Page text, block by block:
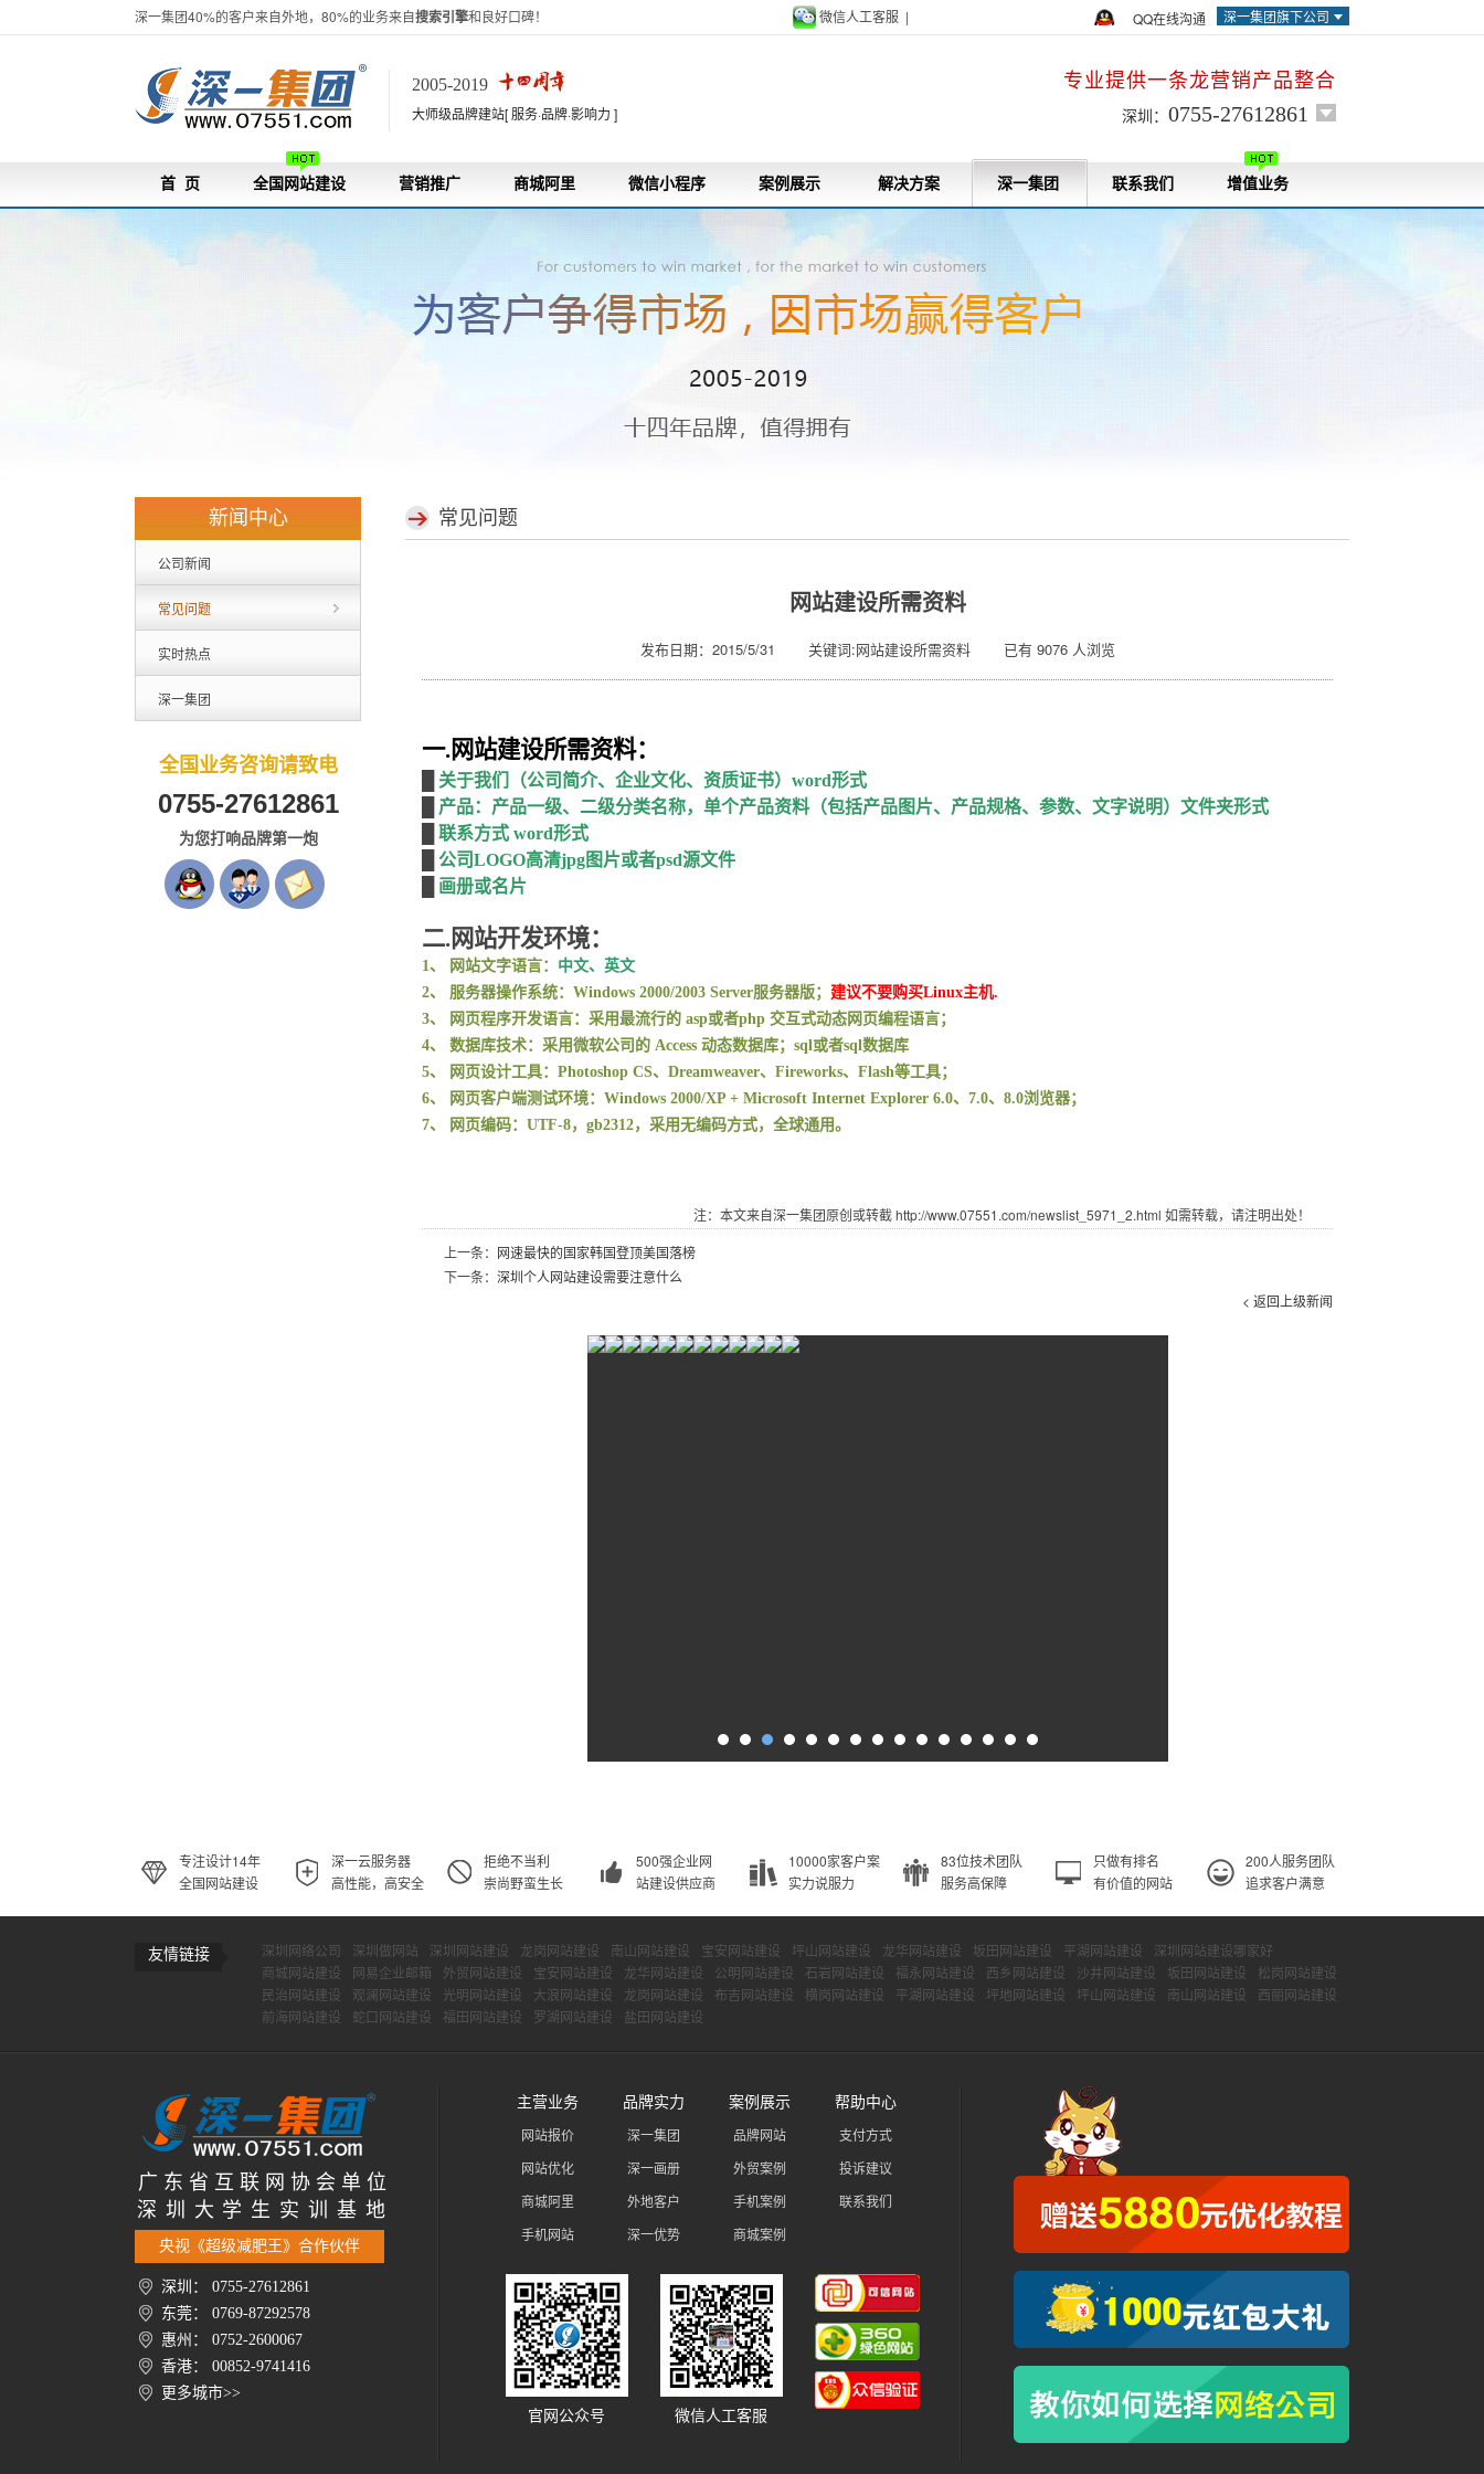
深一集团40%的客户来自外地，80%的业务来自搜索引擎和良好口碑！ 深一集团旗下公司
微信人工客服 | QQ在线沟通
2005-2019
大师级品牌建站[ 服务·品牌·影响力 ]
专业提供一条龙营销产品整合
深圳： 0755-27612861
首 页 全国网站建设 营销推广 商城阿里 微信小程序 案例展示 解决方案 深一集团 联系我们 增值业务
新闻中心
公司新闻
常见问题
实时热点
深一集团
全国业务咨询请致电
0755-27612861
为您打响品牌第一炮
常见问题
网站建设所需资料
发布日期：2015/5/31 关键词:网站建设所需资料 已有 9076 人浏览
一.网站建设所需资料：
关于我们（公司简介、企业文化、资质证书） word形式
产品：产品一级、二级分类名称，单个产品资料（包括产品图片、产品规格、参数、文字说明）文件夹形式
联系方式 word形式
公司LOGO高清jpg图片或者psd源文件
画册或名片
二.网站开发环境：
1、 网站文字语言： 中文、英文
2、 服务器操作系统： Windows 2000/2003 Server服务器版； 建议不要购买Linux主机.
3、 网页程序开发语言：采用最流行的 asp或者php 交互式动态网页编程语言；
4、 数据库技术：采用微软公司的 Access 动态数据库； sql或者sql数据库
5、 网页设计工具： Photoshop CS、 Dreamweaver、 Fireworks、 Flash等工具；
6、 网页客户端测试环境： Windows 2000/XP + Microsoft Internet Explorer 6.0、 7.0、 8.0浏览器；
7、 网页编码： UTF-8， gb2312，采用无编码方式，全球通用。
注：本文来自深一集团原创或转截 http://www.07551.com/newslist_5971_2.html 如需转载，请注明出处！
上一条： 网速最快的国家韩国登顶美国落榜
下一条： 深圳个人网站建设需要注意什么
< 返回上级新闻
专注设计14年
全国网站建设
深一云服务器
高性能，高安全
拒绝不当利
崇尚野蛮生长
500强企业网
站建设供应商
10000家客户案
实力说服力
83位技术团队
服务高保障
只做有排名
有价值的网站
200人服务团队
追求客户满意
友情链接 深圳网络公司 深圳做网站 深圳网站建设 龙岗网站建设 南山网站建设 宝安网站建设 坪山网站建设 龙华网站建设 坂田网站建设 平湖网站建设
深圳网站建设哪家好
商城网站建设
网易企业邮箱 外贸网站建设 宝安网站建设 龙华网站建设 公明网站建设 石岩网站建设 福永网站建设 西乡网站建设 沙井网站建设 坂田网站建设
松岗网站建设
民治网站建设
观澜网站建设 光明网站建设 大浪网站建设 龙岗网站建设 布吉网站建设 横岗网站建设 平湖网站建设 坪地网站建设 坪山网站建设 南山网站建设
西丽网站建设
前海网站建设
蛇口网站建设 福田网站建设 罗湖网站建设 盐田网站建设
广 东 省 互 联 网 协 会 单 位
深 圳 大 学 生 实 训 基 地
央视《超级减肥王》合作伙伴
深圳： 0755-27612861
东莞： 0769-87292578
惠州： 0752-2600067
香港： 00852-9741416
更多城市>>
主营业务
网站报价
网站优化
商城阿里
手机网站
品牌实力
深一集团
深一画册
外地客户
深一优势
案例展示
品牌网站
外贸案例
手机案例
商城案例
帮助中心
支付方式
投诉建议
联系我们
官网公众号 微信人工客服